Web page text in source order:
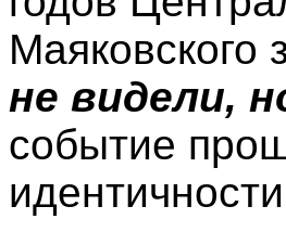
Маяковского
не видели,
событие